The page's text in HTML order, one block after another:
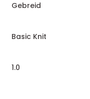
Gebreid
Basic Knit
1.0